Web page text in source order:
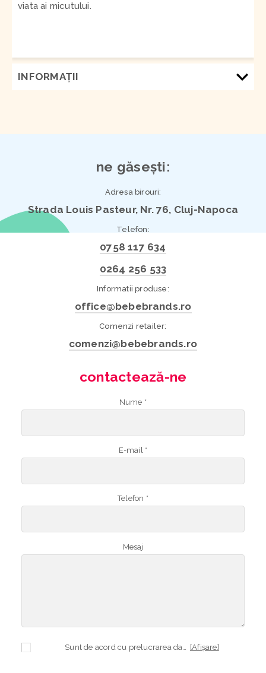
viata ai micutului.
INFORMAŢII
ne găsești:
Adresa birouri:
Strada Louis Pasteur, Nr. 76, Cluj-Napoca
Telefon:
0758 117 634
0264 256 533
Informatii produse:
office@bebebrands.ro
Comenzi retailer:
comenzi@bebebrands.ro
contactează-ne
Nume *
E-mail *
Telefon *
Mesaj
[Afișare]